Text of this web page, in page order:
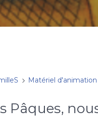
Matériel d'animation
Pâques,